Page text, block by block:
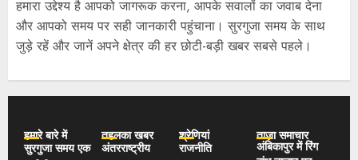
हमारा उद्देश्य है आपको जागरूक करना, आपके सवालों का जवाब देना
और आपको समय पर सही जानकारी पहुंचाना। सुरगुजा समय के साथ
जुड़े रहें और जानें अपने क्षेत्र की हर छोटी-बड़ी खबर सबसे पहले।
हमारे बारे में
सुरगुजा समय एक
तहलका खबर
अंतरराष्ट्रीय
श्रेणियां
राजनीति
ताज़ा समाचार
अंबिकापुर में रिंग